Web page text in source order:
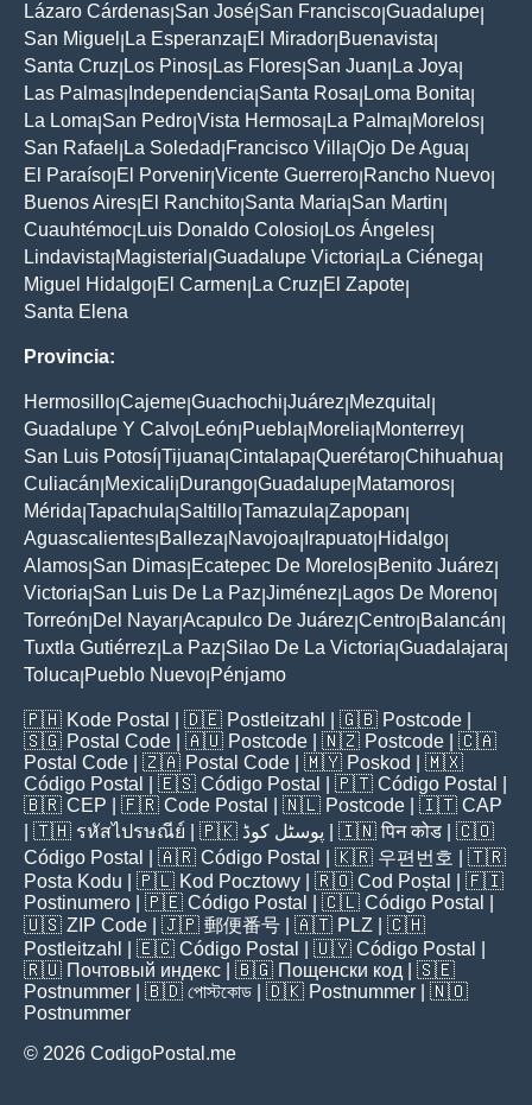
Lázaro Cárdenas San José San Francisco Guadalupe
San Miguel
La Esperanza El Mirador Buenavista
Santa Cruz Los Pinos Las Flores San Juan La Joya
Las Palmas Independencia Santa Rosa Loma Bonita
La Loma San Pedro Vista Hermosa La Palma Morelos
San Rafael
La Soledad Francisco Villa Ojo De Agua
El Paraíso El Porvenir Vicente Guerrero Rancho Nuevo
Buenos Aires El Ranchito Santa Maria San Martin
Cuauhtémoc Luis Donaldo Colosio Los Ángeles
Lindavista Magisterial Guadalupe Victoria La Ciénega
Miguel Hidalgo El Carmen La Cruz El Zapote
Santa Elena
Provincia:
Hermosillo Cajeme Guachochi Juárez Mezquital
Guadalupe Y Calvo León Puebla Morelia Monterrey
San Luis Potosí Tijuana Cintalapa Querétaro Chihuahua
Culiacán Mexicali Durango Guadalupe Matamoros
Mérida Tapachula Saltillo Tamazula Zapopan
Aguascalientes Balleza Navojoa Irapuato Hidalgo
Alamos San Dimas Ecatepec De Morelos Benito Juárez
Victoria San Luis De La Paz Jiménez Lagos De Moreno
Torreón Del Nayar Acapulco De Juárez Centro Balancán
Tuxtla Gutiérrez La Paz Silao De La Victoria Guadalajara
Toluca Pueblo Nuevo Pénjamo
🇵🇭 Kode Postal | 🇩🇪 Postleitzahl | 🇬🇧 Postcode
🇸🇬 Postal Code | 🇦🇺 Postcode | 🇳🇿 Postcode | 🇨🇦
Postal Code | 🇿🇦 Postal Code | 🇲🇾 Poskod
| 🇲🇽
Código Postal
| 🇪🇸 Código Postal | 🇵🇹 Código Postal
🇧🇷 CEP | 🇫🇷 Code Postal | 🇳🇱 Postcode | 🇮🇹 CAP
| 🇹🇭 รหัสไปรษณีย์ | 🇵🇰 پوسٹل کوڈ | 🇮🇳पिन कोड | 🇨🇴
Código Postal
| 🇦🇷 Código Postal | 🇰🇷 우편번호
| 🇹🇷
Posta Kodu | 🇵🇱 Kod Pocztowy | 🇷🇴 Cod Poștal
| 🇫🇮
Postinumero | 🇵🇪 Código Postal | 🇨🇱 Código Postal
🇺🇸 ZIP Code | 🇯🇵 郵便番号 | 🇦🇹 PLZ | 🇨🇭
Postleitzahl
| 🇪🇨 Código Postal | 🇺🇾 Código Postal
🇷🇺 Почтовый индекс | 🇧🇬 Пощенски код | 🇸🇪
Postnummer | 🇧🇩 পোস্টকোড | 🇩🇰 Postnummer | 🇳🇴
Postnummer
© 2026 CodigoPostal.me